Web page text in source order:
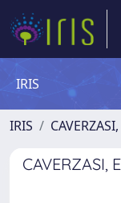
IRIS
IRIS
CAVERZASI,